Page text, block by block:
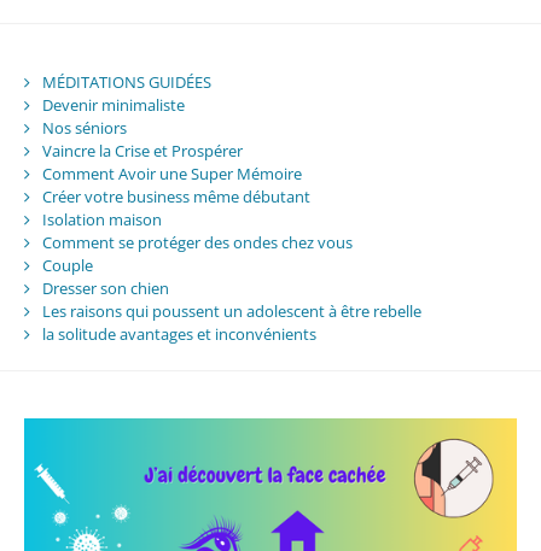
MÉDITATIONS GUIDÉES
Devenir minimaliste
Nos séniors
Vaincre la Crise et Prospérer
Comment Avoir une Super Mémoire
Créer votre business même débutant
Isolation maison
Comment se protéger des ondes chez vous
Couple
Dresser son chien
Les raisons qui poussent un adolescent à être rebelle
la solitude avantages et inconvénients